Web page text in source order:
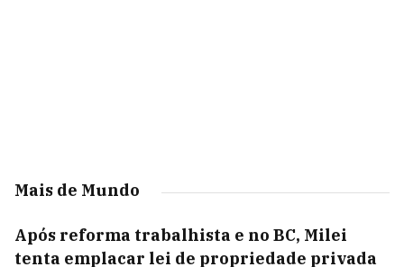
Mais de Mundo
Após reforma trabalhista e no BC, Milei
tenta emplacar lei de propriedade privada